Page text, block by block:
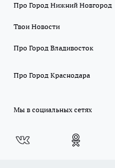
Про Город Нижний Новгород
Твои Новости
Про Город Владивосток
Про Город Краснодара
Мы в социальных сетях